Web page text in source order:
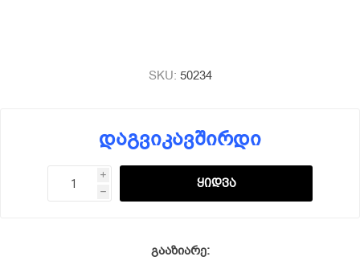
SKU: 50234
დაგვიკავშირდი
i
h
გააზიარე: